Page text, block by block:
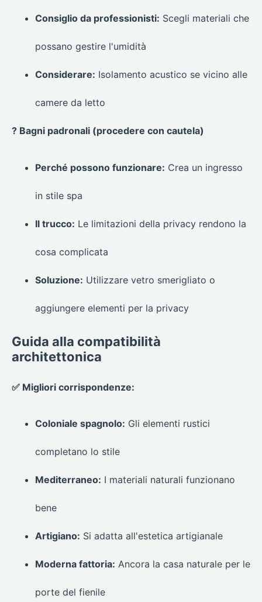
Consiglio da professionisti: Scegli materiali che
possano gestire l'umidità
Considerare: Isolamento acustico se vicino alle
camere da letto
? Bagni padronali (procedere con cautela)
Perché possono funzionare: Crea un ingresso
in stile spa
Il trucco: Le limitazioni della privacy rendono la
cosa complicata
Soluzione: Utilizzare vetro smerigliato o
aggiungere elementi per la privacy
Guida alla compatibilità
architettonica
✅ Migliori corrispondenze:
Coloniale spagnolo: Gli elementi rustici
completano lo stile
Mediterraneo: I materiali naturali funzionano
bene
Artigiano: Si adatta all'estetica artigianale
Moderna fattoria: Ancora la casa naturale per le
porte del fienile